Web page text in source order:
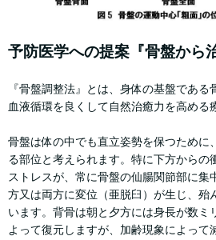
予防医学への提案『骨盤から
『骨盤調整法』とは、身体の基盤である
血液循環を良くして自然治癒力を高める
骨盤は体の中でも直立姿勢を保つために
る部位と考えられます。特に下方からの
ストレスが、常に骨盤の仙腸関節部に集
方又は両方に変位（亜脱臼）が生じ、殆
います。背骨は朝と夕方には身長が数ミ
よって復元しますが、加齢現象によって